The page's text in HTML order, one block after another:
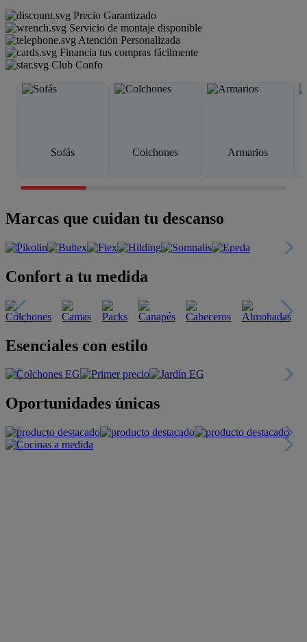
Precio Garantizado
Servicio de montaje disponible
Atención Personalizada
Financia tus compras fácilmente
Club Confo
Sofás Colchones Armarios
Marcas que cuidan tu descanso
Confort a tu medida
Esenciales con estilo
Oportunidades únicas